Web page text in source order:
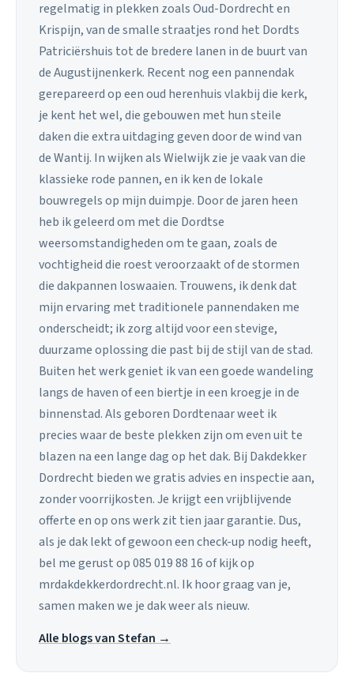
regelmatig in plekken zoals Oud-Dordrecht en
Krispijn, van de smalle straatjes rond het Dordts
Patriciërshuis tot de bredere lanen in de buurt van
de Augustijnenkerk. Recent nog een pannendak
gerepareerd op een oud herenhuis vlakbij die kerk,
je kent het wel, die gebouwen met hun steile
daken die extra uitdaging geven door de wind van
de Wantij. In wijken als Wielwijk zie je vaak van die
klassieke rode pannen, en ik ken de lokale
bouwregels op mijn duimpje. Door de jaren heen
heb ik geleerd om met die Dordtse
weersomstandigheden om te gaan, zoals de
vochtigheid die roest veroorzaakt of de stormen
die dakpannen loswaaien. Trouwens, ik denk dat
mijn ervaring met traditionele pannendaken me
onderscheidt; ik zorg altijd voor een stevige,
duurzame oplossing die past bij de stijl van de stad.
Buiten het werk geniet ik van een goede wandeling
langs de haven of een biertje in een kroegje in de
binnenstad. Als geboren Dordtenaar weet ik
precies waar de beste plekken zijn om even uit te
blazen na een lange dag op het dak. Bij Dakdekker
Dordrecht bieden we gratis advies en inspectie aan,
zonder voorrijkosten. Je krijgt een vrijblijvende
offerte en op ons werk zit tien jaar garantie. Dus,
als je dak lekt of gewoon een check-up nodig heeft,
bel me gerust op 085 019 88 16 of kijk op
mrdakdekkerdordrecht.nl. Ik hoor graag van je,
samen maken we je dak weer als nieuw.
Alle blogs van Stefan →